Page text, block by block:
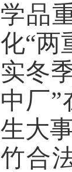
学品
化“两
实冬
中厂”
生大
竹合